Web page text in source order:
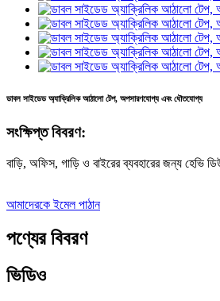
ডাবল সাইডেড অ্যাক্রিলিক আঠালো টেপ, অপসারণযোগ্য এবং ধৌতযোগ্য
সংক্ষিপ্ত বিবরণ:
বাড়ি, অফিস, গাড়ি ও বাইরের ব্যবহারের জন্য হেভি
আমাদেরকে ইমেল পাঠান
পণ্যের বিবরণ
ভিডিও